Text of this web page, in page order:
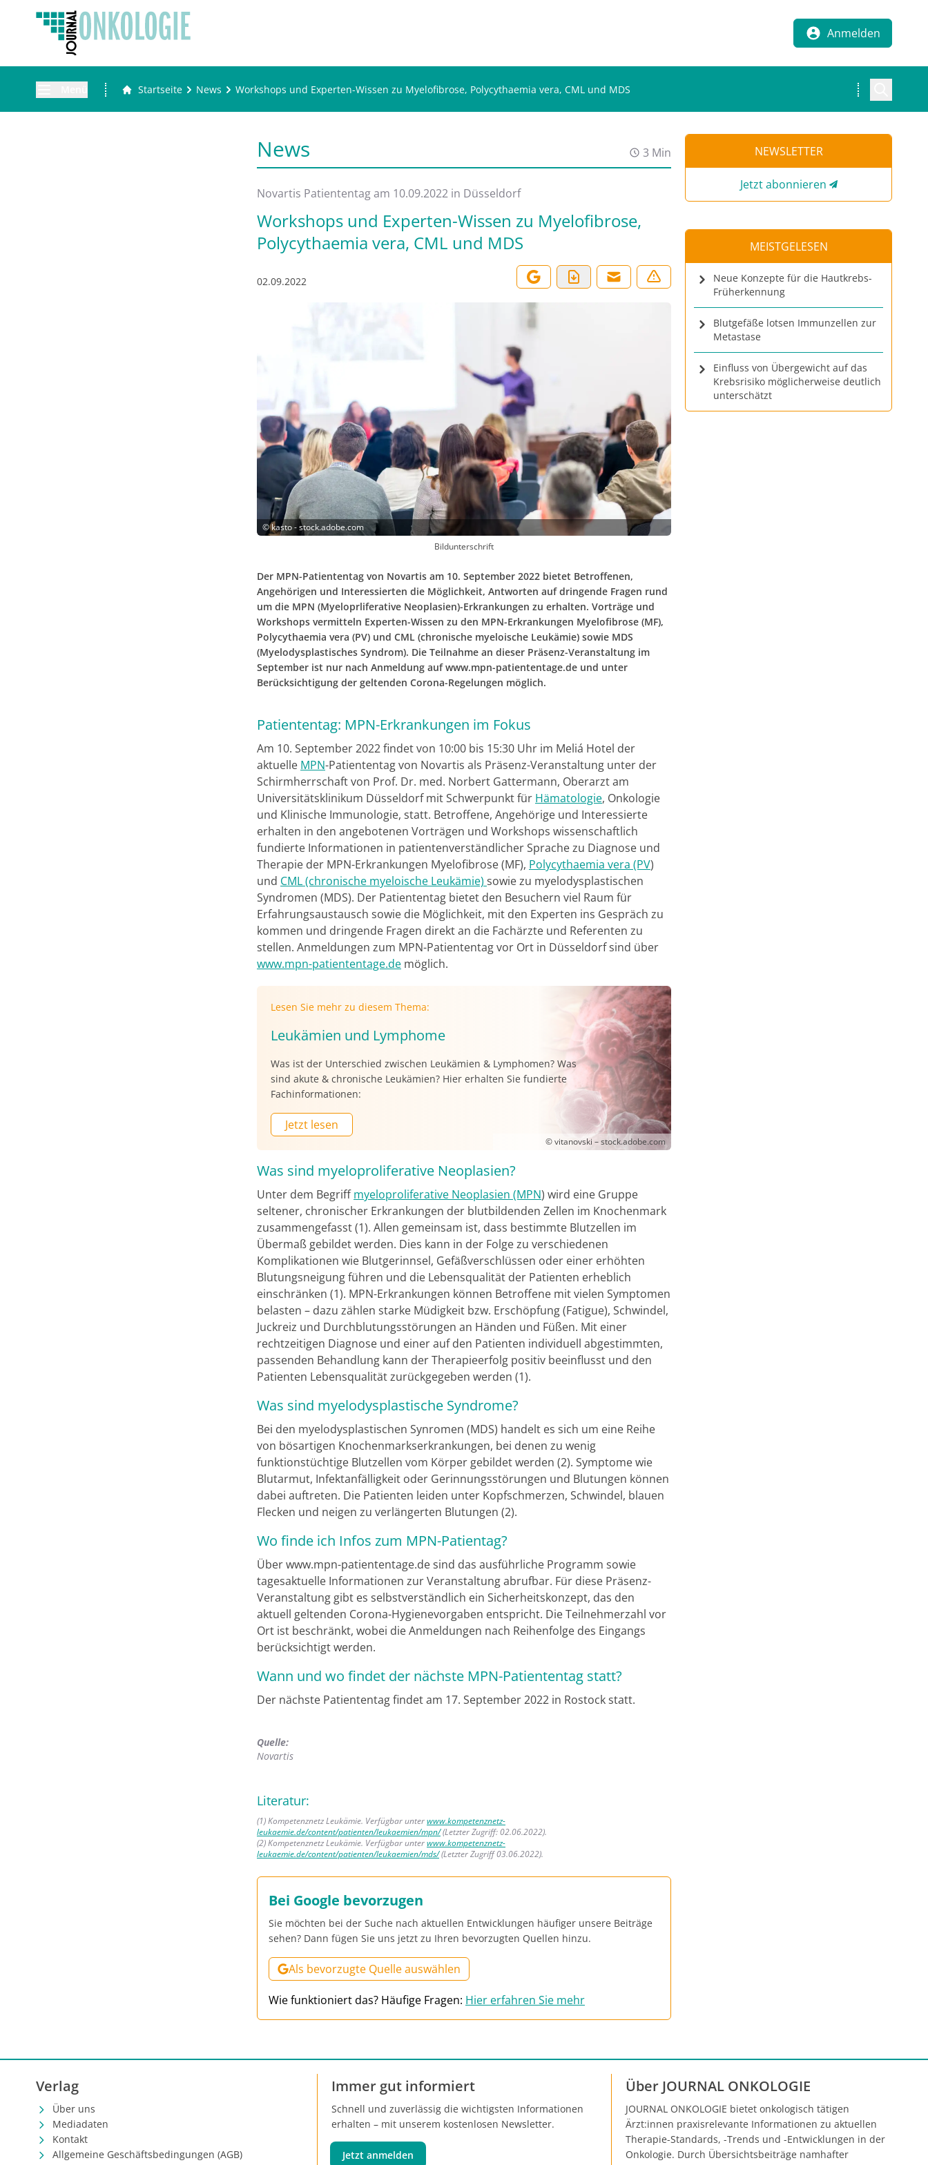
Anmelden
Startseite News Workshops und Experten-Wissen zu Myelofibrose, Polycythaemia vera, CML und MDS
News 3 Min
Novartis Patiententag am 10.09.2022 in Düsseldorf
Workshops und Experten-Wissen zu Myelofibrose,
Polycythaemia vera, CML und MDS
02.09.2022
©kasto - stock.adobe.com
Bildunterschrift
Der MPN-Patiententag von Novartis am 10. September 2022 bietet Betroffenen,
Angehörigen und Interessierten die Möglichkeit, Antworten auf dringende Fragen rund
um die MPN (Myeloprliferative Neoplasien)-Erkrankungen zu erhalten. Vorträge und
Workshops vermitteln Experten-Wissen zu den MPN-Erkrankungen Myelofibrose (MF),
Polycythaemia vera (PV) und CML (chronische myeloische Leukämie) sowie MDS
(Myelodysplastisches Syndrom). Die Teilnahme an dieser Präsenz-Veranstaltung im
September ist nur nach Anmeldung auf www.mpn-patiententage.de und unter
Berücksichtigung der geltenden Corona-Regelungen möglich.
Patiententag: MPN-Erkrankungen im Fokus
Am 10. September 2022 findet von 10:00 bis 15:30 Uhr im Meliá Hotel der
aktuelle MPN-Patiententag von Novartis als Präsenz-Veranstaltung unter der
Schirmherrschaft von Prof. Dr. med. Norbert Gattermann, Oberarzt am
Universitätsklinikum Düsseldorf mit Schwerpunkt für Hämatologie, Onkologie
und Klinische Immunologie, statt. Betroffene, Angehörige und Interessierte
erhalten in den angebotenen Vorträgen und Workshops wissenschaftlich
fundierte Informationen in patientenverständlicher Sprache zu Diagnose und
Therapie der MPN-Erkrankungen Myelofibrose (MF), Polycythaemia vera (PV)
und CML (chronische myeloische Leukämie) sowie zu myelodysplastischen
Syndromen (MDS). Der Patiententag bietet den Besuchern viel Raum für
Erfahrungsaustausch sowie die Möglichkeit, mit den Experten ins Gespräch zu
kommen und dringende Fragen direkt an die Fachärzte und Referenten zu
stellen. Anmeldungen zum MPN-Patiententag vor Ort in Düsseldorf sind über
www.mpn-patiententage.de möglich.
Lesen Sie mehr zu diesem Thema:
Leukämien und Lymphome
Was ist der Unterschied zwischen Leukämien & Lymphomen? Was
sind akute & chronische Leukämien? Hier erhalten Sie fundierte
Fachinformationen:
Jetzt lesen
© vitanovski – stock.adobe.com
Was sind myeloproliferative Neoplasien?
Unter dem Begriffmyeloproliferative Neoplasien (MPN) wird eine Gruppe
seltener, chronischer Erkrankungen der blutbildenden Zellen im Knochenmark
zusammengefasst (1). Allen gemeinsam ist, dass bestimmte Blutzellen im
Übermaß gebildet werden. Dies kann in der Folge zu verschiedenen
Komplikationen wie Blutgerinnsel, Gefäßverschlüssen oder einer erhöhten
Blutungsneigung führen und die Lebensqualität der Patienten erheblich
einschränken (1). MPN-Erkrankungen können Betroffene mit vielen Symptomen
belasten – dazu zählen starke Müdigkeit bzw. Erschöpfung (Fatigue), Schwindel,
Juckreiz und Durchblutungsstörungen an Händen und Füßen. Mit einer
rechtzeitigen Diagnose und einer auf den Patienten individuell abgestimmten,
passenden Behandlung kann der Therapieerfolg positiv beeinflusst und den
Patienten Lebensqualität zurückgegeben werden (1).
Was sind myelodysplastische Syndrome?
Bei den myelodysplastischen Synromen (MDS) handelt es sich um eine Reihe
von bösartigen Knochenmarkserkrankungen, bei denen zu wenig
funktionstüchtige Blutzellen vom Körper gebildet werden (2). Symptome wie
Blutarmut, Infektanfälligkeit oder Gerinnungsstörungen und Blutungen können
dabei auftreten. Die Patienten leiden unter Kopfschmerzen, Schwindel, blauen
Flecken und neigen zu verlängerten Blutungen (2).
Wo finde ich Infos zum MPN-Patientag?
Über www.mpn-patiententage.de sind das ausführliche Programm sowie
tagesaktuelle Informationen zur Veranstaltung abrufbar. Für diese Präsenz-
Veranstaltung gibt es selbstverständlich ein Sicherheitskonzept, das den
aktuell geltenden Corona-Hygienevorgaben entspricht. Die Teilnehmerzahl vor
Ort ist beschränkt, wobei die Anmeldungen nach Reihenfolge des Eingangs
berücksichtigt werden.
Wann und wo findet der nächste MPN-Patiententag statt?
Der nächste Patiententag findet am 17. September 2022 in Rostock statt.
Quelle:
Novartis
Literatur:
(1) Kompetenznetz Leukämie. Verfügbar unterwww.kompetenznetz-
leukaemie.de/content/patienten/leukaemien/mpn/(Letzter Zugriff: 02.06.2022).
(2) Kompetenznetz Leukämie. Verfügbar unterwww.kompetenznetz-
leukaemie.de/content/patienten/leukaemien/mds/(Letzter Zugriff 03.06.2022).
Bei Google bevorzugen
Sie möchten bei der Suche nach aktuellen Entwicklungen häufiger unsere Beiträge
sehen? Dann fügen Sie uns jetzt zu Ihren bevorzugten Quellen hinzu.
Als bevorzugte Quelle auswählen
Wie funktioniert das? Häufige Fragen: Hier erfahren Sie mehr
NEWSLETTER
Jetzt abonnieren
MEISTGELESEN
Neue Konzepte für die Hautkrebs-
Früherkennung
Blutgefäße lotsen Immunzellen zur
Metastase
Einfluss von Übergewicht auf das
Krebsrisiko möglicherweise deutlich
unterschätzt
Verlag
Über uns
Mediadaten
Kontakt
Allgemeine Geschäftsbedingungen (AGB)
Immer gut informiert
Schnell und zuverlässig die wichtigsten Informationen
erhalten – mit unserem kostenlosen Newsletter.
Jetzt anmelden
Über JOURNAL ONKOLOGIE
JOURNAL ONKOLOGIE bietet onkologisch tätigen
Ärzt:innen praxisrelevante Informationen zu aktuellen
Therapie-Standards, -Trends und -Entwicklungen in der
Onkologie. Durch Übersichtsbeiträge namhafter